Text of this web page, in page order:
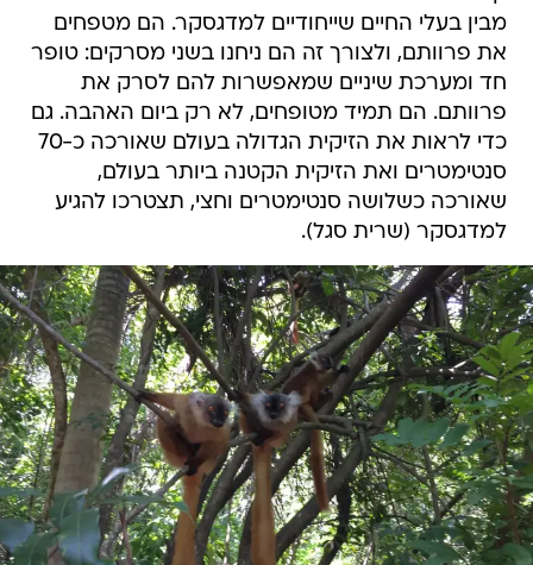
מבין בעלי החיים שייחודיים למדגסקר. הם מטפחים
את פרוותם, ולצורך זה הם ניחנו בשני מסרקים: טופר
חד ומערכת שיניים שמאפשרות להם לסרק את
פרוותם. הם תמיד מטופחים, לא רק ביום האהבה. גם
כדי לראות את הזיקית הגדולה בעולם שאורכה כ-70
סנטימטרים ואת הזיקית הקטנה ביותר בעולם,
שאורכה כשלושה סנטימטרים וחצי, תצטרכו להגיע
למדגסקר (שרית סגל).